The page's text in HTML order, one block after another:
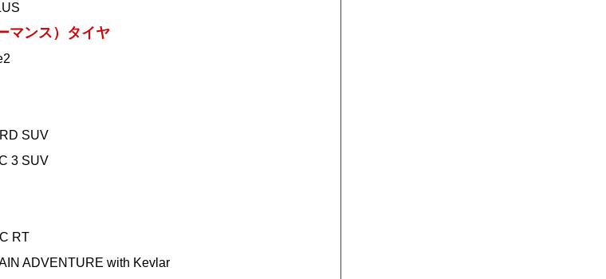
マンス）タイヤ
SUV
3 SUV
RT
ADVENTURE with Kevlar